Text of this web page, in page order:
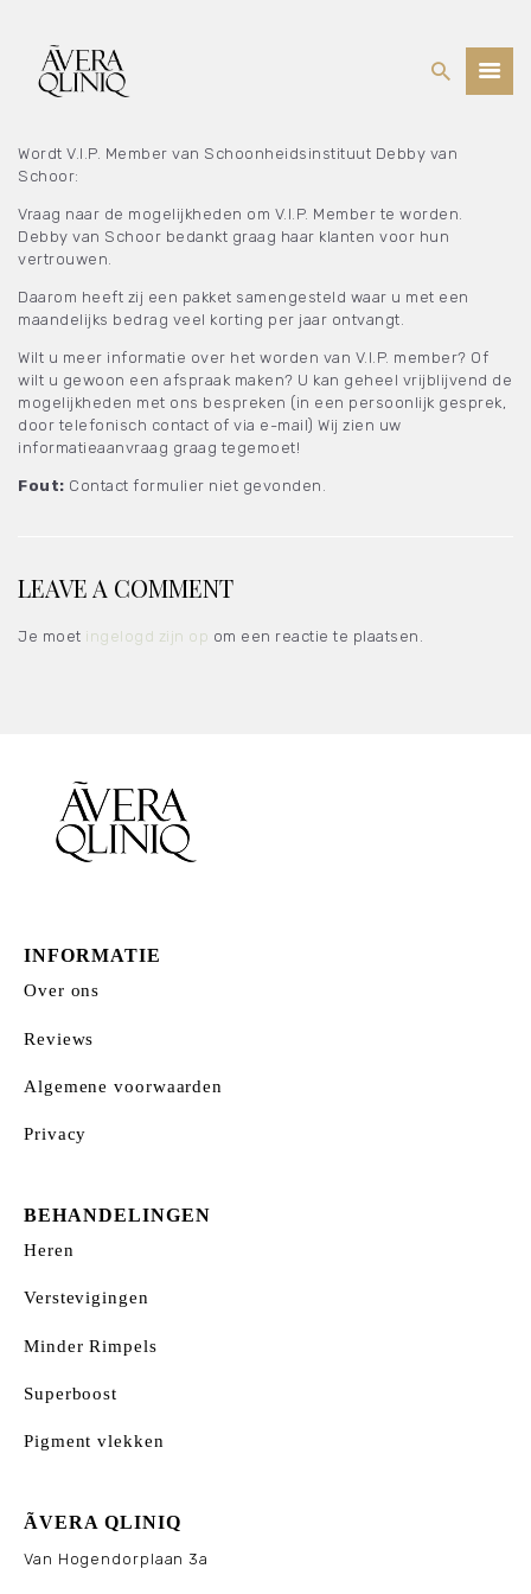
BEHANDELINGEN
WEBSHOP
Wordt V.I.P. Member van Schoonheidsinstituut Debby van
Schoor:
Vraag naar de mogelijkheden om V.I.P. Member te worden.
Debby van Schoor bedankt graag haar klanten voor hun
vertrouwen.
Daarom heeft zij een pakket samengesteld waar u met een
maandelijks bedrag veel korting per jaar ontvangt.
Wilt u meer informatie over het worden van V.I.P. member? Of
wilt u gewoon een afspraak maken? U kan geheel vrijblijvend de
mogelijkheden met ons bespreken (in een persoonlijk gesprek,
door telefonisch contact of via e-mail) Wij zien uw
informatieaanvraag graag tegemoet!
Fout: Contact formulier niet gevonden.
LEAVE A COMMENT
Je moet ingelogd zijn op om een reactie te plaatsen.
INFORMATIE
Over ons
Reviews
Algemene voorwaarden
Privacy
BEHANDELINGEN
Heren
Verstevigingen
Minder Rimpels
Superboost
Pigment vlekken
ÃVERA QLINIQ
Van Hogendorplaan 3a